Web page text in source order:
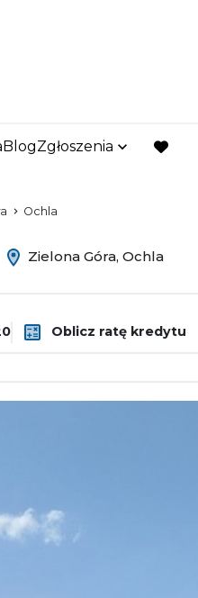
BlogZgłoszenia
Ochla
Zielona Góra, Ochla
Oblicz ratę kredytu